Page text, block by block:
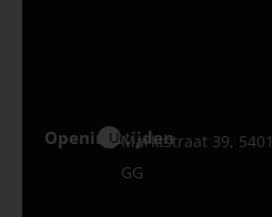
Openingstijden
Uden
Marktstraat 39, 5401
GG